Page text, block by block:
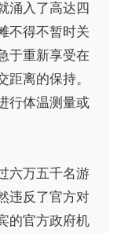
涌入了高达四
不得不暂时关
于重新享受在
离的保持。
行体温测量或
六万五千名游
违反了官方对
的官方政府机